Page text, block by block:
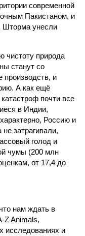
современной
Пакистаном, и
Шторма унесли
чистоту природа
станут со
и
А как ещё
почти все
в Индии,
Россию и
затрагивали,
голод и
чумы (200 млн
от 17,4 до
нам ждать в
Z Animals,
исследованиях и